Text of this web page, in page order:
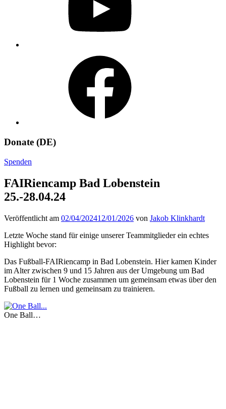
Donate (DE)
Spenden
FAIRiencamp Bad Lobenstein
25.-28.04.24
Veröffentlicht am 02/04/202412/01/2026 von Jakob Klinkhardt
Letzte Woche stand für einige unserer Teammitglieder ein echtes
Highlight bevor:
Das Fußball-FAIRiencamp in Bad Lobenstein. Hier kamen Kinder
im Alter zwischen 9 und 15 Jahren aus der Umgebung um Bad
Lobenstein für 1 Woche zusammen um gemeinsam etwas über den
Fußball zu lernen und gemeinsam zu trainieren.
One Ball…